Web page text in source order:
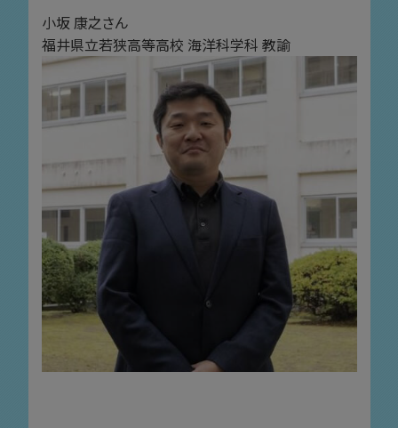
小坂 康之さん
福井県立若狭高等高校 海洋科学科 教諭